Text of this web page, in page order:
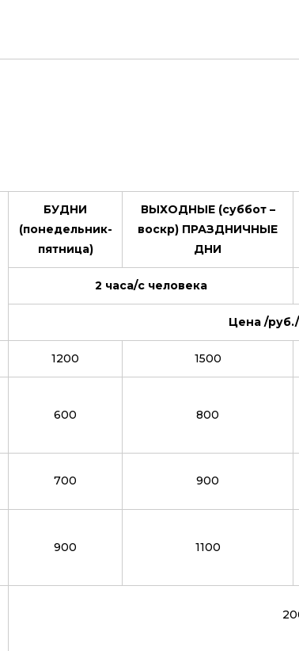
БУДНИ
(понедельник-
пятница)
ВЫХОДНЫЕ (суббот –
воскр) ПРАЗДНИЧНЫЕ
ДНИ
2 часа/с человека
Цена /
1200 1500
600 800
700 900
900 1100